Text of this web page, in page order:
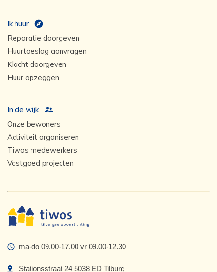
Ik huur
Reparatie doorgeven
Huurtoeslag aanvragen
Klacht doorgeven
Huur opzeggen
In de wijk
Onze bewoners
Activiteit organiseren
Tiwos medewerkers
Vastgoed projecten
ma-do 09.00-17.00 vr 09.00-12.30
Stationsstraat 24 5038 ED Tilburg